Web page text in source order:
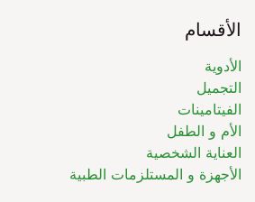
الأقسام
الأدوية
التجميل
الفيتامينات
الأم و الطفل
العناية الشخصية
الأجهزة و المستلزمات الطبية